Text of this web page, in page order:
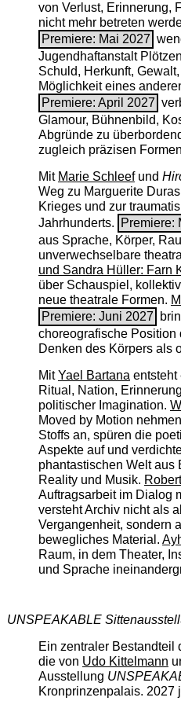
von Verlust, Erinnerung,
nicht mehr betreten
Premiere: Mai 2027
Jugendhaftanstalt
Schuld, Herkunft,
Möglichkeit eines
Premiere: April 2027
Glamour, Bühnenbild,
Abgründe zu
zugleich präzisen
Mit Marie Schleefund
Weg zu Marguerite
Krieges und zur
Jahrhunderts.
Premiere:
aus Sprache, Körper,
unverwechselbare
und Sandra Hüller: Farn
über Schauspiel,
neue theatrale Formen.
Premiere: Juni 2027
choreografische Position
Denken des Körpers als
MitYael Bartanaentsteht
Ritual, Nation,
politischer Imagination.
Moved by Motion
Stoffs an, spüren die
Aspekte auf und
phantastischen Welt aus
Reality und Musik.
Auftragsarbeit im Dialog
versteht Archiv nicht als
Vergangenheit, sondern
bewegliches Material.
Raum, in dem Theater,
und Sprache
UNSPEAKABLE
Ein zentraler Bestandteil
die von Udo Kittelmann
Ausstellung
Kronprinzenpalais. 2027